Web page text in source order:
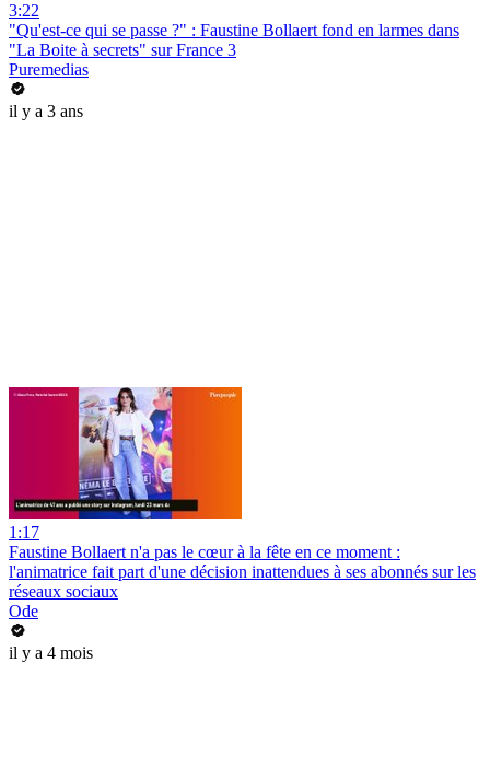
3:22
"Qu'est-ce qui se passe ?" : Faustine Bollaert fond en larmes dans
"La Boite à secrets" sur France 3
Puremedias
il y a 3 ans
1:17
Faustine Bollaert n'a pas le cœur à la fête en ce moment :
l'animatrice fait part d'une décision inattendues à ses abonnés sur les
réseaux sociaux
Ode
il y a 4 mois